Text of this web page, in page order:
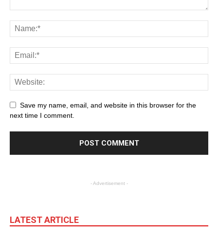
Save my name, email, and website in this browser for the
next time I comment.
- Advertisement -
LATEST ARTICLE